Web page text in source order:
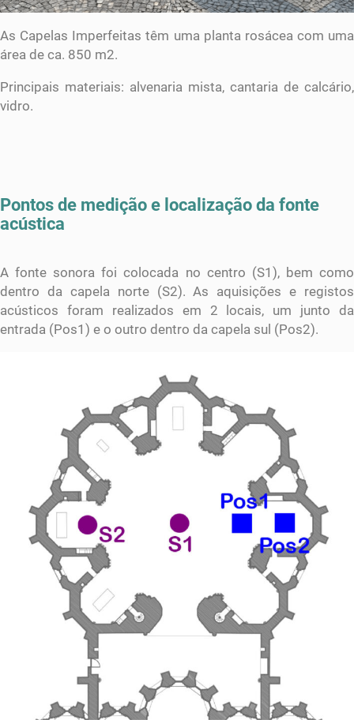
As Capelas Imperfeitas têm uma planta rosácea com uma
área de ca. 850 m2.
Principais materiais: alvenaria mista, cantaria de calcário,
vidro.
Pontos de medição e localização da fonte
acústica
A fonte sonora foi colocada no centro (S1), bem como
dentro da capela norte (S2). As aquisições e registos
acústicos foram realizados em 2 locais, um junto da
entrada (Pos1) e o outro dentro da capela sul (Pos2).